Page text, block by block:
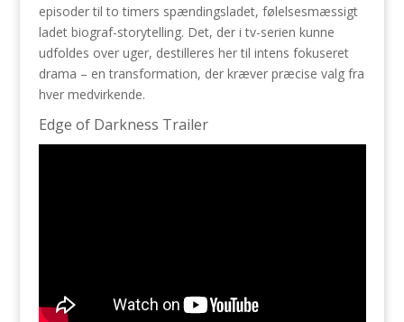
episoder til to timers spændingsladet, følelsesmæssigt
ladet biograf-storytelling. Det, der i tv-serien kunne
udfoldes over uger, destilleres her til intens fokuseret
drama – en transformation, der kræver præcise valg fra
hver medvirkende.
Edge of Darkness Trailer